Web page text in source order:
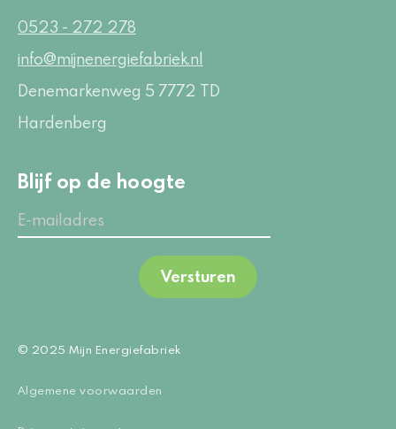
0523 - 272 278
info@mijnenergiefabriek.nl
Denemarkenweg 5 7772 TD
Hardenberg
Blijf op de hoogte
Versturen
© 2025 Mijn Energiefabriek
Algemene voorwaarden